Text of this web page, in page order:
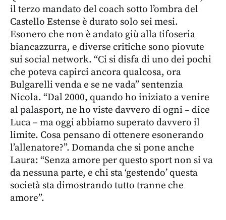
il terzo mandato del coach sotto l’ombra del
Castello Estense è durato solo sei mesi.
Esonero che non è andato giù alla tifoseria
biancazzurra, e diverse critiche sono piovute
sui social network. “Ci si disfa di uno dei pochi
che poteva capirci ancora qualcosa, ora
Bulgarelli venda e se ne vada” sentenzia
Nicola. “Dal 2000, quando ho iniziato a venire
al palasport, ne ho viste davvero di ogni – dice
Luca – ma oggi abbiamo superato davvero il
limite. Cosa pensano di ottenere esonerando
l’allenatore?”. Domanda che si pone anche
Laura: “Senza amore per questo sport non si va
da nessuna parte, e chi sta ‘gestendo’ questa
società sta dimostrando tutto tranne che
amore”.